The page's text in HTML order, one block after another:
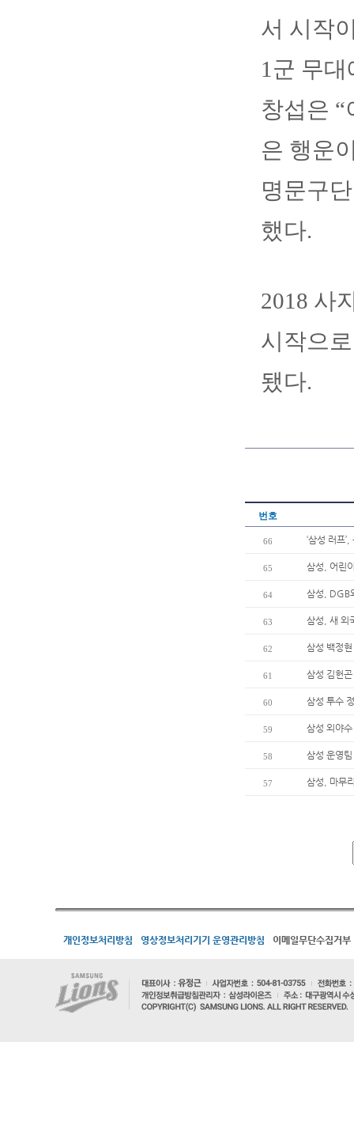
서 시작
1군 무
창섭은
은 행운
명문구
했다.
2018 사
시작으
됐다.
번호
66 ‘삼성 러프
65 삼성, 어린
64 삼성, DGB
63 삼성, 새 외
62 삼성 백정
61 삼성 김헌
60 삼성 투수
59 삼성 외야
58 삼성 운영
57 삼성, 마무
개인정보처리방침 영상정보처리기기 운영관리방침 이메일무단수집거부